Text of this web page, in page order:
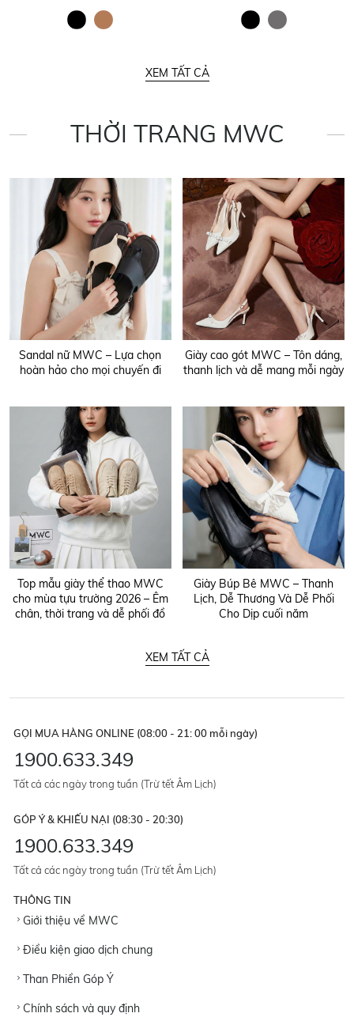
XEM TẤT CẢ
THỜI TRANG MWC
Sandal nữ MWC – Lựa chọn
hoàn hảo cho mọi chuyến đi
Giày cao gót MWC – Tôn dáng,
thanh lịch và dễ mang mỗi ngày
Top mẫu giày thể thao MWC
cho mùa tựu trường 2026 – Êm
chân, thời trang và dễ phối đồ
Giày Búp Bê MWC – Thanh
Lịch, Dễ Thương Và Dễ Phối
Cho Dịp cuối năm
XEM TẤT CẢ
GỌI MUA HÀNG ONLINE (08:00 - 21: 00 mỗi ngày)
1900.633.349
Tất cả các ngày trong tuần (Trừ tết Âm Lịch)
GÓP Ý & KHIẾU NẠI (08:30 - 20:30)
1900.633.349
Tất cả các ngày trong tuần (Trừ tết Âm Lịch)
THÔNG TIN
Giới thiệu về MWC
Điều kiện giao dịch chung
Than Phiền Góp Ý
Chính sách và quy định